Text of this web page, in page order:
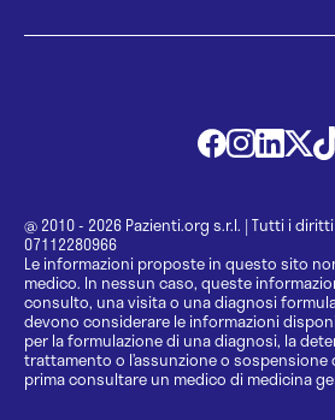
@ 2010 - 2026 Pazienti.org s.r.l. | Tutti i
07112280966
Le informazioni proposte in questo sito
medico. In nessun caso, queste
consulto, una visita o una diagnosi
devono considerare le informazioni
per la formulazione di una diagnosi, la
trattamento o l’assunzione o sospensione
prima consultare un medico di medicina